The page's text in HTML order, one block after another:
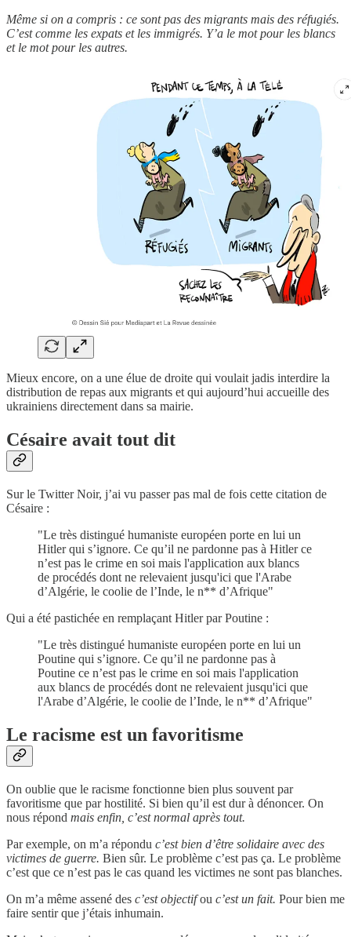
Même si on a compris : ce sont pas des migrants mais des réfugiés.
C’est comme les expats et les immigrés. Y’a le mot pour les blancs
et le mot pour les autres.
Mieux encore, on a une élue de droite qui voulait jadis interdire la
distribution de repas aux migrants et qui aujourd’hui accueille des
ukrainiens directement dans sa mairie.
Césaire avait tout dit
Sur le Twitter Noir, j’ai vu passer pas mal de fois cette citation de
Césaire :
"Le très distingué humaniste européen porte en lui un
Hitler qui s’ignore. Ce qu’il ne pardonne pas à Hitler ce
n’est pas le crime en soi mais l'application aux blancs
de procédés dont ne relevaient jusqu'ici que l'Arabe
d’Algérie, le coolie de l’Inde, le n** d’Afrique"
Qui a été pastichée en remplaçant Hitler par Poutine :
"Le très distingué humaniste européen porte en lui un
Poutine qui s’ignore. Ce qu’il ne pardonne pas à
Poutine ce n’est pas le crime en soi mais l'application
aux blancs de procédés dont ne relevaient jusqu'ici que
l'Arabe d’Algérie, le coolie de l’Inde, le n** d’Afrique"
Le racisme est un favoritisme
On oublie que le racisme fonctionne bien plus souvent par
favoritisme que par hostilité. Si bien qu’il est dur à dénoncer. On
nous répond mais enfin, c’est normal après tout.
Par exemple, on m’a répondu c’est bien d’être solidaire avec des
victimes de guerre. Bien sûr. Le problème c’est pas ça. Le problème
c’est que ce n’est pas le cas quand les victimes ne sont pas blanches.
On m’a même assené des c’est objectifou c’est un fait. Pour bien me
faire sentir que j’étais inhumain.